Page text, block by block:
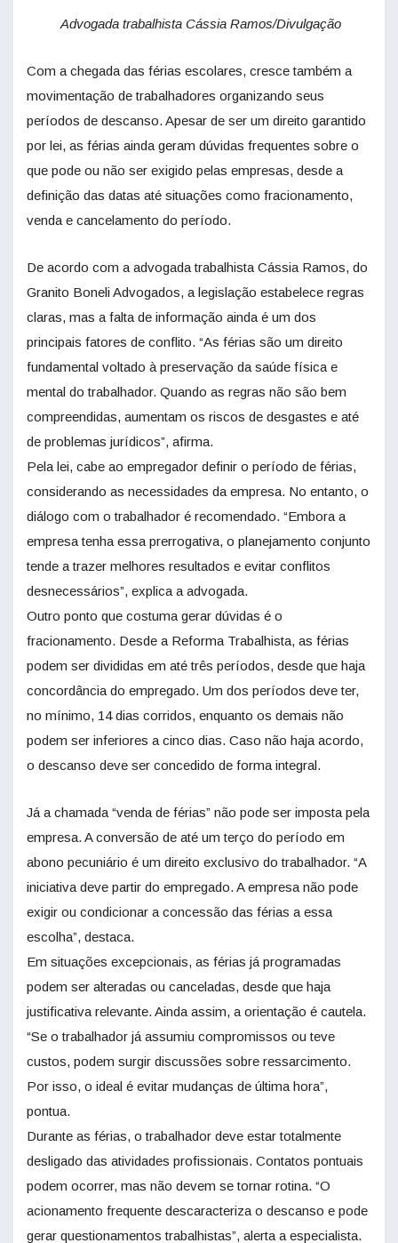
Advogada trabalhista Cássia Ramos/Divulgação
Com a chegada das férias escolares, cresce também a
movimentação de trabalhadores organizando seus
períodos de descanso. Apesar de ser um direito garantido
por lei, as férias ainda geram dúvidas frequentes sobre o
que pode ou não ser exigido pelas empresas, desde a
definição das datas até situações como fracionamento,
venda e cancelamento do período.
De acordo com a advogada trabalhista Cássia Ramos, do
Granito Boneli Advogados, a legislação estabelece regras
claras, mas a falta de informação ainda é um dos
principais fatores de conflito. “As férias são um direito
fundamental voltado à preservação da saúde física e
mental do trabalhador. Quando as regras não são bem
compreendidas, aumentam os riscos de desgastes e até
de problemas jurídicos”, afirma.
Pela lei, cabe ao empregador definir o período de férias,
considerando as necessidades da empresa. No entanto, o
diálogo com o trabalhador é recomendado. “Embora a
empresa tenha essa prerrogativa, o planejamento conjunto
tende a trazer melhores resultados e evitar conflitos
desnecessários”, explica a advogada.
Outro ponto que costuma gerar dúvidas é o
fracionamento. Desde a Reforma Trabalhista, as férias
podem ser divididas em até três períodos, desde que haja
concordância do empregado. Um dos períodos deve ter,
no mínimo, 14 dias corridos, enquanto os demais não
podem ser inferiores a cinco dias. Caso não haja acordo,
o descanso deve ser concedido de forma integral.
Já a chamada “venda de férias” não pode ser imposta pela
empresa. A conversão de até um terço do período em
abono pecuniário é um direito exclusivo do trabalhador. “A
iniciativa deve partir do empregado. A empresa não pode
exigir ou condicionar a concessão das férias a essa
escolha”, destaca.
Em situações excepcionais, as férias já programadas
podem ser alteradas ou canceladas, desde que haja
justificativa relevante. Ainda assim, a orientação é cautela.
“Se o trabalhador já assumiu compromissos ou teve
custos, podem surgir discussões sobre ressarcimento.
Por isso, o ideal é evitar mudanças de última hora”,
pontua.
Durante as férias, o trabalhador deve estar totalmente
desligado das atividades profissionais. Contatos pontuais
podem ocorrer, mas não devem se tornar rotina. “O
acionamento frequente descaracteriza o descanso e pode
gerar questionamentos trabalhistas”, alerta a especialista.